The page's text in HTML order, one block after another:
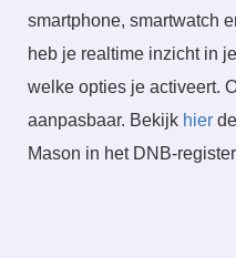
smartphone, smartwatch
heb je realtime inzicht in
welke opties je activeert.
aanpasbaar. Bekijk hier
Mason in het DNB-